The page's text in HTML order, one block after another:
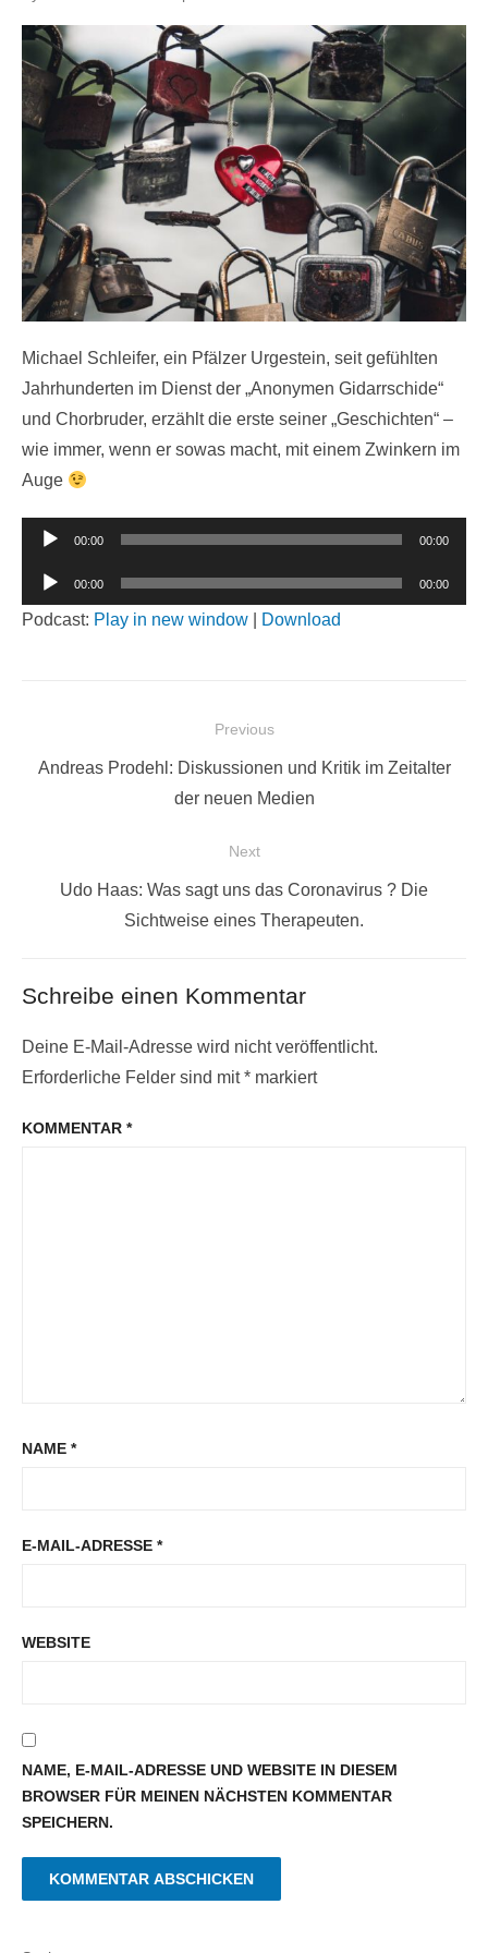
Michael Schleifer, ein Pfälzer Urgestein, seit gefühlten
Jahrhunderten im Dienst der „Anonymen Gidarrschide“
und Chorbruder, erzählt die erste seiner „Geschichten“ –
wie immer, wenn er sowas macht, mit einem Zwinkern im
Auge
Audio-
00:00 00:00
Audio-
Player
00:00 00:00
Podcast: Play in new window Download
BeitragsnavigationPrevious
Previous
Andreas Prodehl: Diskussionen und Kritik im Zeitalter
der neuen Medien
Next
NextUdo Haas: Was sagt uns das Coronavirus ? Die
Sichtweise eines Therapeuten.
Schreibe einen Kommentar
Deine E-Mail-Adresse wird nicht veröffentlicht.
Erforderliche Felder sind mit* markiert
KOMMENTAR *
NAME *
E-MAIL-ADRESSE *
WEBSITE
NAME, E-MAIL-ADRESSE UND WEBSITE IN DIESEM
BROWSER FÜR MEINEN NÄCHSTEN KOMMENTAR
SPEICHERN.